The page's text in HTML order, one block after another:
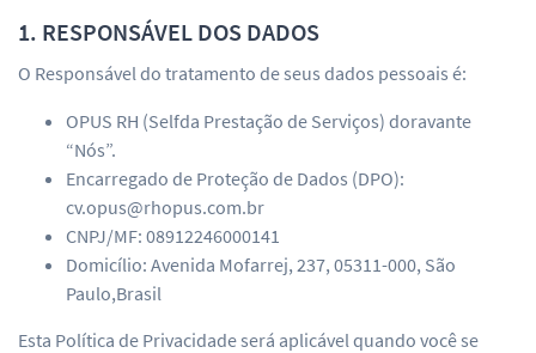
1. RESPONSÁVEL DOS DADOS
O Responsável do tratamento de seus dados pessoais é:
OPUS RH (Selfda Prestação de Serviços) doravante
“Nós”.
Encarregado de Proteção de Dados (DPO):
cv.opus@rhopus.com.br
CNPJ/MF: 08912246000141
Domicílio: Avenida Mofarrej, 237, 05311-000, São
Paulo,Brasil
Esta Política de Privacidade será aplicável quando você se